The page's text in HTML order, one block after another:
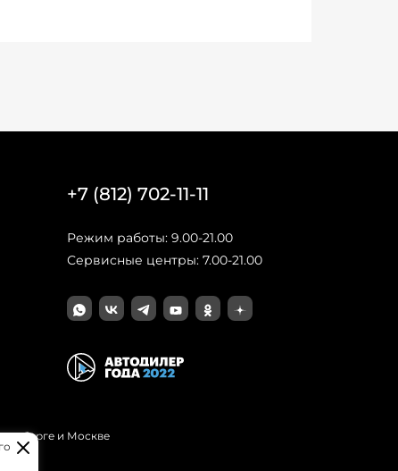
+7 (812) 702-11-11
Режим работы: 9.00-21.00
Сервисные центры: 7.00-21.00
и Москве